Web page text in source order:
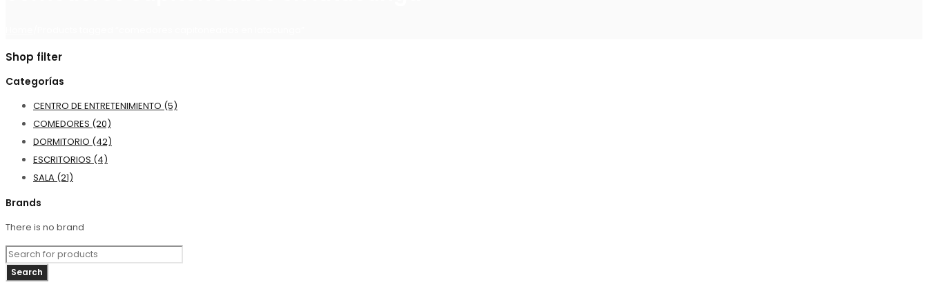
Shop filter
Categorías
CENTRO DE ENTRETENIMIENTO (5)
COMEDORES (20)
DORMITORIO (42)
ESCRITORIOS (4)
SALA (21)
Brands
There is no brand